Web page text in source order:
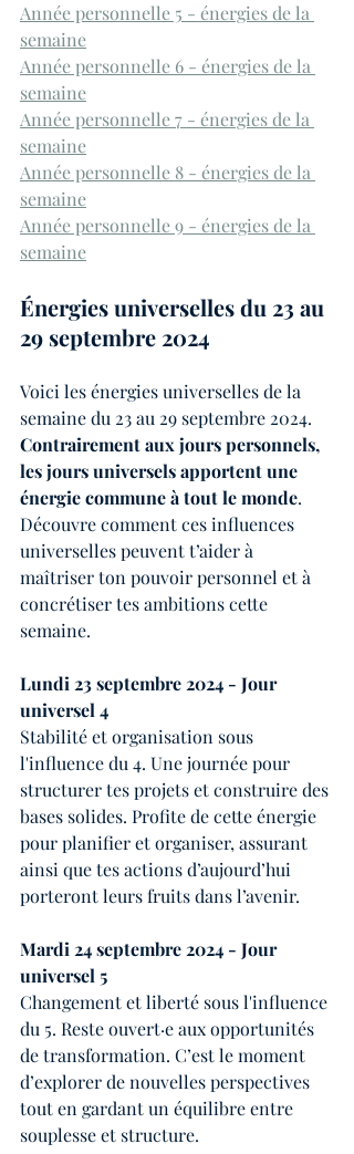
Année personnelle 5 - énergies de la
semaine
Année personnelle 6 - énergies de la
semaine
Année personnelle 7 - énergies de la
semaine
Année personnelle 8 - énergies de la
semaine
Année personnelle 9 - énergies de la
semaine
Énergies universelles du 23 au
29 septembre 2024
Voici les énergies universelles de la
semaine du 23 au 29 septembre 2024.
Contrairement aux jours personnels,
les jours universels apportent une
énergie commune à tout le monde.
Découvre comment ces influences
universelles peuvent t’aider à
maîtriser ton pouvoir personnel et à
concrétiser tes ambitions cette
semaine.
Lundi 23 septembre 2024 - Jour
universel 4
Stabilité et organisation sous
l'influence du 4. Une journée pour
structurer tes projets et construire des
bases solides. Profite de cette énergie
pour planifier et organiser, assurant
ainsi que tes actions d’aujourd’hui
porteront leurs fruits dans l’avenir.
Mardi 24 septembre 2024 - Jour
universel 5
Changement et liberté sous l'influence
du 5. Reste ouvert·e aux opportunités
de transformation. C’est le moment
d’explorer de nouvelles perspectives
tout en gardant un équilibre entre
souplesse et structure.